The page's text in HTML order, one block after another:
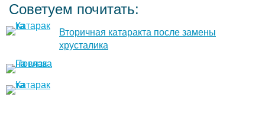
Советуем почитать:
Вторичная катаракта после замены
хрусталика